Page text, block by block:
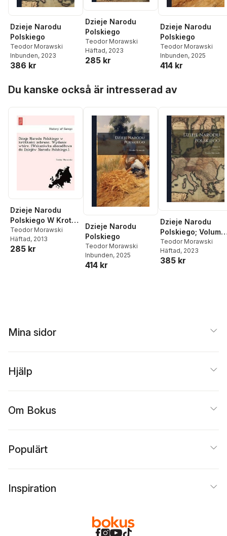
Dzieje Narodu
Polskiego
Teodor Morawski
Inbunden, 2023
386 kr
Dzieje Narodu
Polskiego
Teodor Morawski
Häftad, 2023
285 kr
Dzieje Narodu
Polskiego
Teodor Morawski
Inbunden, 2025
414 kr
Du kanske också är intresserad av
Dzieje Narodu
Polskiego W Krotko
CI Zebrane.
Wydanie Wtore.
(Wskazowka
Teodor Morawski
Häftad, 2013
285 kr
Dzieje Narodu
Polskiego
Teodor Morawski
Inbunden, 2025
414 kr
Dzieje Narodu
Polskiego; Volume
3
Teodor Morawski
Häftad, 2023
385 kr
Mina sidor
Hjälp
Om Bokus
Populärt
Inspiration